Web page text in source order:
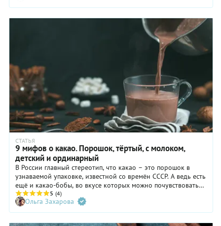
сладость может быть полезной. В шоколаде много ценных
веществ, нужных растущему организму, например,
антиоксиданты и полифенолы, которые поддерживают
иммунитет и уменьшают воспаление. Аминокислота
триптофан – из нее в организме вырабатывается гормон
счастья серотонин, благодаря этому улучшается настроение.
Главное – не давать его детям бесконтрольно.
СТАТЬЯ
9 мифов о какао. Порошок, тёртый, с молоком,
детский и ординарный
В России главный стереотип, что какао – это порошок в
узнаваемой упаковке, известной со времён СССР. А ведь есть
ещё и какао-бобы, во вкусе которых можно почувствовать
цветочные, фруктовые, ягодные, древесные и ореховые
оттенки. Разберём самые популярные мифы о какао с
экспертом – Алексеем Германом, сооснователем сервиса по
обжарке кофе Torrefacto.
5 (4)
Ольга Захарова